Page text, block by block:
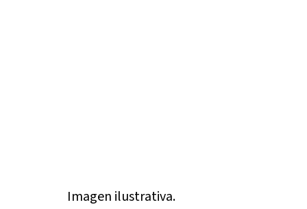
Imagen ilustrativa.